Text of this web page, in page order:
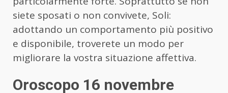
siete sposati o non convivete, Soli:
adottando un comportamento più positivo
e disponibile, troverete un modo per
migliorare la vostra situazione affettiva.
Oroscopo 16 novembre